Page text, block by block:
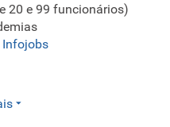
20 e 99 funcionários)
Infojobs
como